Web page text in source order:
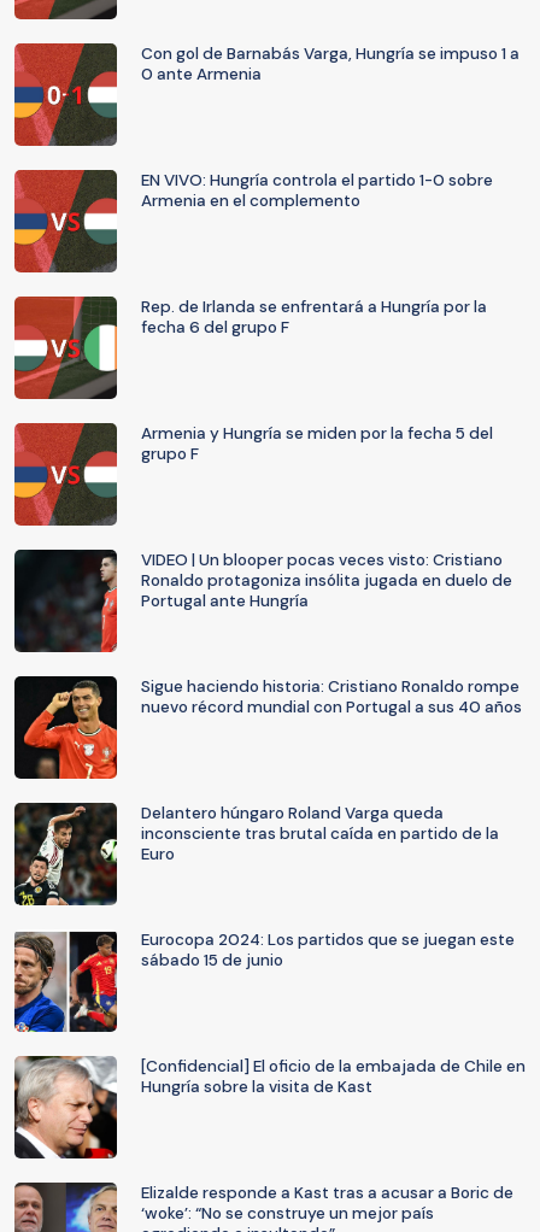
Con gol de Barnabás Varga, Hungría se impuso 1 a
0 ante Armenia
EN VIVO: Hungría controla el partido 1-0 sobre
Armenia en el complemento
Rep. de Irlanda se enfrentará a Hungría por la
fecha 6 del grupo F
Armenia y Hungría se miden por la fecha 5 del
grupo F
VIDEO | Un blooper pocas veces visto: Cristiano
Ronaldo protagoniza insólita jugada en duelo de
Portugal ante Hungría
Sigue haciendo historia: Cristiano Ronaldo rompe
nuevo récord mundial con Portugal a sus 40 años
Delantero húngaro Roland Varga queda
inconsciente tras brutal caída en partido de la
Euro
Eurocopa 2024: Los partidos que se juegan este
sábado 15 de junio
[Confidencial] El oficio de la embajada de Chile en
Hungría sobre la visita de Kast
Elizalde responde a Kast tras a acusar a Boric de
‘woke’: “No se construye un mejor país